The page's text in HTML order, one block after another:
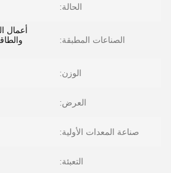
الحالة:
الصناعات المطبقة:
أعمال
الوزن:
العرض:
صناعة المعدات الأولية:
التعبئة: